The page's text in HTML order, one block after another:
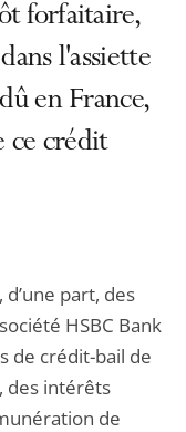
forfaitaire,
l'assiette
en France,
ce crédit
d’une part, des
HSBC Bank
de crédit-bail de
des intérêts
de